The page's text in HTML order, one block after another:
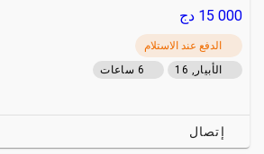
15 000 دج
الدفع عند الاستلام
الأبيار, 16
6 ساعات
إتصال